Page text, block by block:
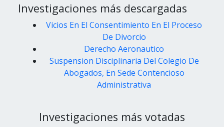
Investigaciones más descargadas
Vicios En El Consentimiento En El Proceso
De Divorcio
Derecho Aeronautico
Suspension Disciplinaria Del Colegio De
Abogados, En Sede Contencioso
Administrativa
Investigaciones más votadas